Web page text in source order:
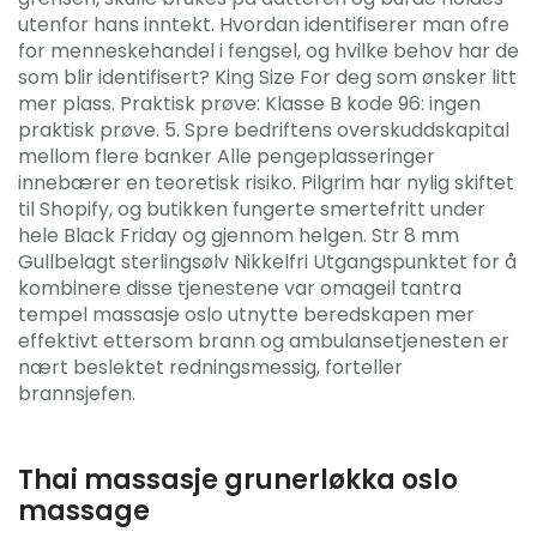
utenfor hans inntekt. Hvordan identifiserer man ofre
for menneskehandel i fengsel, og hvilke behov har de
som blir identifisert? King Size For deg som ønsker litt
mer plass. Praktisk prøve: Klasse B kode 96: ingen
praktisk prøve. 5. Spre bedriftens overskuddskapital
mellom flere banker Alle pengeplasseringer
innebærer en teoretisk risiko. Pilgrim har nylig skiftet
til Shopify, og butikken fungerte smertefritt under
hele Black Friday og gjennom helgen. Str 8 mm
Gullbelagt sterlingsølv Nikkelfri Utgangspunktet for å
kombinere disse tjenestene var omageil tantra
tempel massasje oslo utnytte beredskapen mer
effektivt ettersom brann og ambulansetjenesten er
nært beslektet redningsmessig, forteller
brannsjefen.
Thai massasje grunerløkka oslo
massage